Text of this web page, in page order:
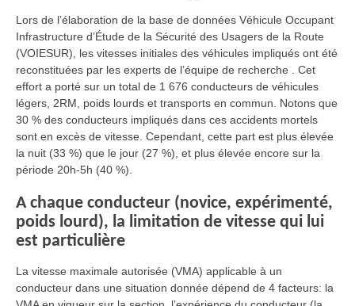
Lors de l’élaboration de la base de données Véhicule Occupant
Infrastructure d’Étude de la Sécurité des Usagers de la Route
(VOIESUR), les vitesses initiales des véhicules impliqués ont été
reconstituées par les experts de l’équipe de recherche . Cet
effort a porté sur un total de 1 676 conducteurs de véhicules
légers, 2RM, poids lourds et transports en commun. Notons que
30 % des conducteurs impliqués dans ces accidents mortels
sont en excès de vitesse. Cependant, cette part est plus élevée
la nuit (33 %) que le jour (27 %), et plus élevée encore sur la
période 20h-5h (40 %).
A chaque conducteur (novice, expérimenté,
poids lourd), la limitation de vitesse qui lui
est particulière
La vitesse maximale autorisée (VMA) applicable à un
conducteur dans une situation donnée dépend de 4 facteurs: la